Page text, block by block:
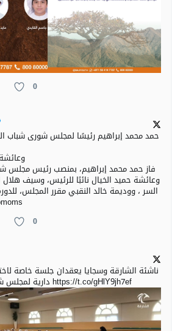
0
حمد محمد إبراهيم رئيسًا لمجلس شورى شباب
فاز حمد محمد إبراهيم، بمنصب رئيس مجلس
وعائشة حميد الخيال نائبًا للرئيس، وسيف
السر ، ووديمة خالد النقبي مقرر المجلس،
0
ناشئة الشارقة وسجايا يعقدان جلسة خاصة
دارية لمجلس شورى شباب الشارقة https://t.co/gHlY9jh7ef